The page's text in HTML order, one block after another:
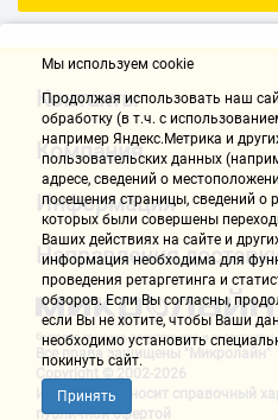
Контакты
Компания
Информация
Направления
Все права защищены "Микролайн"
Copyright © 2002-2026
Информация носит справочный
публичной офертой
Мы используем cookie
Продолжая использовать наш
обработку (в т.ч. с
например Яндекс.Метрика и
пользовательских данных
адресе, сведений о
посещения страницы, сведений о
которых были совершены
Ваших действиях на сайте и
информация необходима для
проведения ретаргетинга и
обзоров. Если Вы согласны,
если Вы не хотите, чтобы Ваши
необходимо установить
покинуть сайт.
Принять